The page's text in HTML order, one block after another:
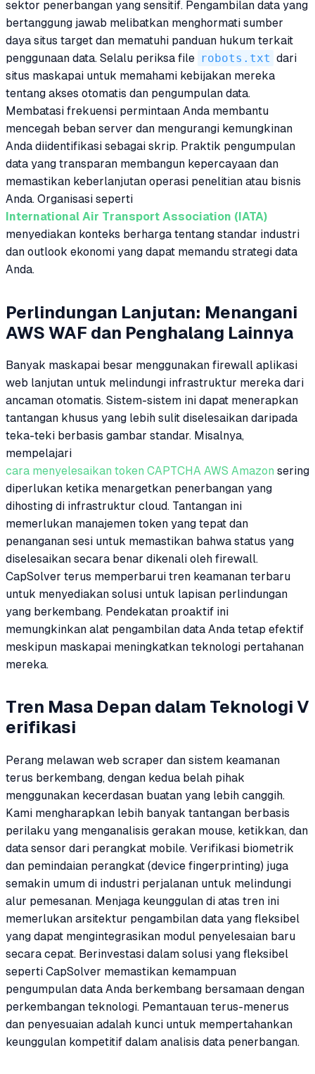
sektor penerbangan yang sensitif. Pengambilan data yang
bertanggung jawab melibatkan menghormati sumber
daya situs target dan mematuhi panduan hukum terkait
penggunaan data. Selalu periksa file robots.txt dari
situs maskapai untuk memahami kebijakan mereka
tentang akses otomatis dan pengumpulan data.
Membatasi frekuensi permintaan Anda membantu
mencegah beban server dan mengurangi kemungkinan
Anda diidentifikasi sebagai skrip. Praktik pengumpulan
data yang transparan membangun kepercayaan dan
memastikan keberlanjutan operasi penelitian atau bisnis
Anda. Organisasi seperti
International Air Transport Association (IATA)
menyediakan konteks berharga tentang standar industri
dan outlook ekonomi yang dapat memandu strategi data
Anda.
Perlindungan Lanjutan: Menangani
AWS WAF dan Penghalang Lainnya
Banyak maskapai besar menggunakan firewall aplikasi
web lanjutan untuk melindungi infrastruktur mereka dari
ancaman otomatis. Sistem-sistem ini dapat menerapkan
tantangan khusus yang lebih sulit diselesaikan daripada
teka-teki berbasis gambar standar. Misalnya,
mempelajari
cara menyelesaikan token CAPTCHA AWS Amazon sering
diperlukan ketika menargetkan penerbangan yang
dihosting di infrastruktur cloud. Tantangan ini
memerlukan manajemen token yang tepat dan
penanganan sesi untuk memastikan bahwa status yang
diselesaikan secara benar dikenali oleh firewall.
CapSolver terus memperbarui tren keamanan terbaru
untuk menyediakan solusi untuk lapisan perlindungan
yang berkembang. Pendekatan proaktif ini
memungkinkan alat pengambilan data Anda tetap efektif
meskipun maskapai meningkatkan teknologi pertahanan
mereka.
Tren Masa Depan dalam Teknologi V
erifikasi
Perang melawan web scraper dan sistem keamanan
terus berkembang, dengan kedua belah pihak
menggunakan kecerdasan buatan yang lebih canggih.
Kami mengharapkan lebih banyak tantangan berbasis
perilaku yang menganalisis gerakan mouse, ketikkan, dan
data sensor dari perangkat mobile. Verifikasi biometrik
dan pemindaian perangkat (device fingerprinting) juga
semakin umum di industri perjalanan untuk melindungi
alur pemesanan. Menjaga keunggulan di atas tren ini
memerlukan arsitektur pengambilan data yang fleksibel
yang dapat mengintegrasikan modul penyelesaian baru
secara cepat. Berinvestasi dalam solusi yang fleksibel
seperti CapSolver memastikan kemampuan
pengumpulan data Anda berkembang bersamaan dengan
perkembangan teknologi. Pemantauan terus-menerus
dan penyesuaian adalah kunci untuk mempertahankan
keunggulan kompetitif dalam analisis data penerbangan.